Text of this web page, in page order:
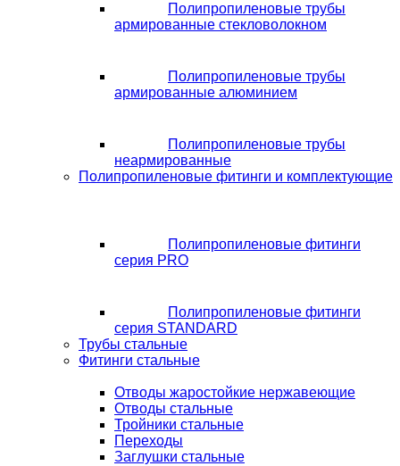
Полипропиленовые трубы
армированные стекловолокном
Полипропиленовые трубы
армированные алюминием
Полипропиленовые трубы
неармированные
Полипропиленовые фитинги и комплектующие
Полипропиленовые фитинги
серия PRO
Полипропиленовые фитинги
серия STANDARD
Трубы стальные
Фитинги стальные
Отводы жаростойкие нержавеющие
Отводы стальные
Тройники стальные
Переходы
Заглушки стальные